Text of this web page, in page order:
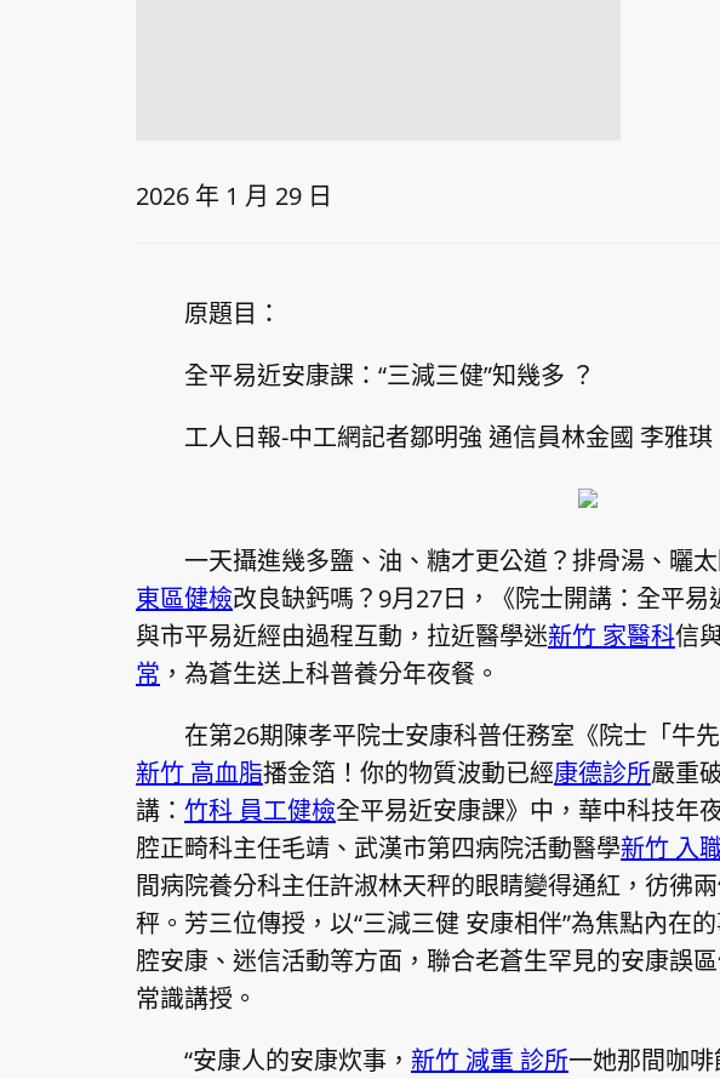
2026 年 1 月 29 日
原題目：
全平易近安康課：“三減三健”知幾多 ？
工人日報-中工網記者鄒明強 通信員林金國 李雅琪
一天攝進幾多鹽、油、糖才更公道？排骨湯、曬
東區健檢改良缺鈣嗎？9月27日，《院士開講：全平
與市平易近經由過程互動，拉近醫學迷新竹 家醫科信
常 ，為蒼生送上科普養分年夜餐。
在第26期陳孝平院士安康科普任務室《院士「牛先
新竹 高血脂播金箔！你的物質波動已經康德診所嚴重
講： 竹科 員工健檢全平易近安康課》中，華中科技年
腔正畸科主任毛靖、武漢市第四病院活動醫學新竹 入
間病院養分科主任許淑林天秤的眼睛變得通紅，彷彿
秤。芳三位傳授，以“三減三健 安康相伴”為焦點內在
腔安康、迷信活動等方面，聯合老蒼生罕見的安康誤
常識講授。
“安康人的安康炊事， 新竹 減重 診所一她那間咖